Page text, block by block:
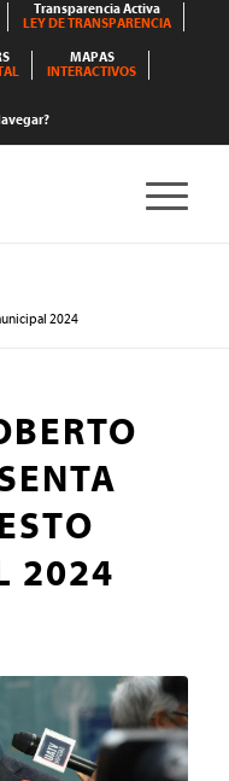
Transparencia Activa
LEY DE TRANSPARENCIA
MAPAS
INTERACTIVOS
2024
2024